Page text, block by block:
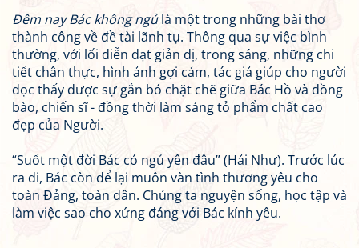
Đêm nay Bác không ngủlà một trong những bài thơ
thành công về đề tài lãnh tụ. Thông qua sự việc bình
thường, với lối diễn dạt giản dị, trong sáng, những chi
tiết chân thực, hình ảnh gợi cảm, tác giả giúp cho người
đọc thấy được sự gắn bó chặt chẽ giữa Bác Hồ và đồng
bào, chiến sĩ - đồng thời làm sáng tỏ phẩm chất cao
đẹp của Người.
“Suốt một đời Bác có ngủ yên đâu” (Hải Như). Trước lúc
ra đi, Bác còn để lại muôn vàn tình thương yêu cho
toàn Đảng, toàn dân. Chúng ta nguyện sống, học tập và
làm việc sao cho xứng đáng với Bác kính yêu.